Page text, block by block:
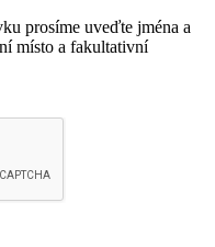
prosíme uveďte jména a
místo a fakultativní